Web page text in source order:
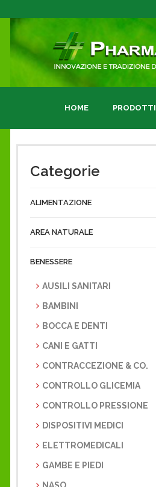
HOME PRODOTTI
Categorie
ALIMENTAZIONE
AREA NATURALE
BENESSERE
AUSILI SANITARI
BAMBINI
BOCCA E DENTI
CANI E GATTI
CONTRACCEZIONE & CO.
CONTROLLO GLICEMIA
CONTROLLO PRESSIONE
DISPOSITIVI MEDICI
ELETTROMEDICALI
GAMBE E PIEDI